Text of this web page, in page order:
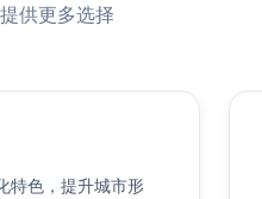
供更多选择
特色，提升城市形